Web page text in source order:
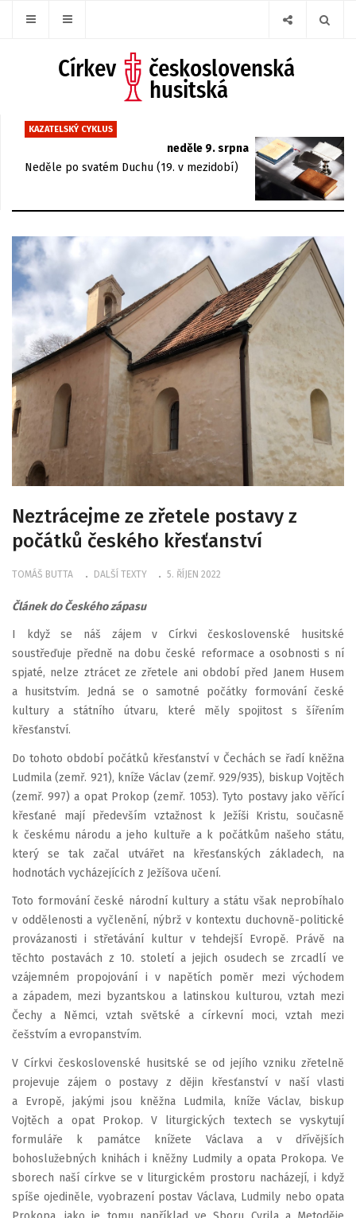
KAZATELSKÝ CYKLUS
neděle 9. srpna
Neděle po svatém Duchu (19. v mezidobí)
Neztrácejme ze zřetele postavy z
počátků českého křesťanství
TOMÁŠ BUTTA DALŠÍ TEXTY 5. ŘÍJEN 2022
Článek do Českého zápasu
I když se náš zájem v Církvi československé husitské
soustřeďuje předně na dobu české reformace a osobnosti s ní
spjaté, nelze ztrácet ze zřetele ani období před Janem Husem
a husitstvím. Jedná se o samotné počátky formování české
kultury a státního útvaru, které měly spojitost s šířením
křesťanství.
Do tohoto období počátků křesťanství v Čechách se řadí kněžna
Ludmila (zemř. 921), kníže Václav (zemř. 929/935), biskup Vojtěch
(zemř. 997) a opat Prokop (zemř. 1053). Tyto postavy jako věřící
křesťané mají především vztažnost k Ježíši Kristu, současně
k českému národu a jeho kultuře a k počátkům našeho státu,
který se tak začal utvářet na křesťanských základech, na
hodnotách vycházejících z Ježíšova učení.
Toto formování české národní kultury a státu však neprobíhalo
v oddělenosti a vyčlenění, nýbrž v kontextu duchovně-politické
provázanosti i střetávání kultur v tehdejší Evropě. Právě na
těchto postavách z 10. století a jejich osudech se zrcadlí ve
vzájemném propojování i v napětích poměr mezi východem
a západem, mezi byzantskou a latinskou kulturou, vztah mezi
Čechy a Němci, vztah světské a církevní moci, vztah mezi
češstvím a evropanstvím.
V Církvi československé husitské se od jejího vzniku zřetelně
projevuje zájem o postavy z dějin křesťanství v naší vlasti
a Evropě, jakými jsou kněžna Ludmila, kníže Václav, biskup
Vojtěch a opat Prokop. V liturgických textech se vyskytují
formuláře k památce knížete Václava a v dřívějších
bohoslužebných knihách i kněžny Ludmily a opata Prokopa. Ve
sborech naší církve se v liturgickém prostoru nacházejí, i když
spíše ojediněle, vyobrazení postav Václava, Ludmily nebo opata